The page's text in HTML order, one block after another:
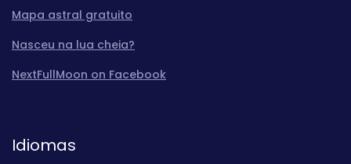
Mapa astral gratuito
Nasceu na lua cheia?
NextFullMoon on Facebook
Idiomas